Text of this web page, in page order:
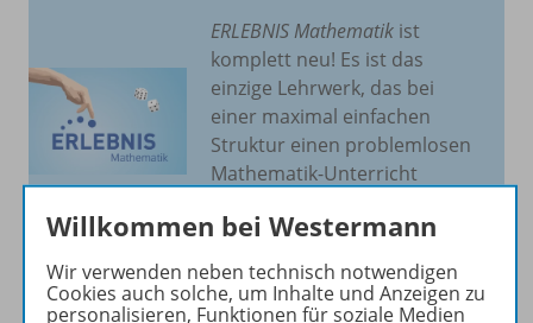
ERLEBNIS Mathematik ist
komplett neu! Es ist das
einzige Lehrwerk, das bei
einer maximal einfachen
Struktur einen problemlosen
Mathematik-Unterricht
Mehr erfahren
Willkommen bei Westermann
Wir verwenden neben technisch notwendigen
Cookies auch solche, um Inhalte und Anzeigen zu
personalisieren, Funktionen für soziale Medien